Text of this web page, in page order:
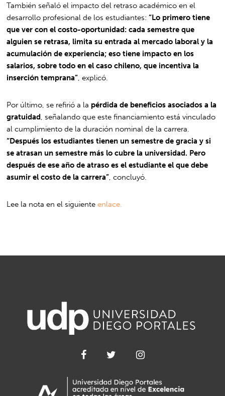
También señaló el impacto del retraso académico en el
desarrollo profesional de los estudiantes:“Lo primero tiene
que ver con el costo-oportunidad: cada semestre que
alguien se retrasa, limita su entrada al mercado laboral y la
acumulación de experiencia; eso tiene impacto en los
salarios, sobre todo en el caso chileno, que incentiva la
inserción temprana” , explicó.
Por último, se refirió a la pérdida de beneficios asociados a la
gratuidad , señalando que este financiamiento está vinculado
al cumplimiento de la duración nominal de la carrera.
“Después los estudiantes tienen un semestre de gracia y si
se atrasan un semestre más lo cubre la universidad. Pero
después de ese año de atraso es el estudiante el que debe
asumir el costo de la carrera” , concluyó.
Lee la nota en el siguienteenlace.